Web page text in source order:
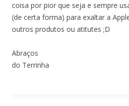
coisa por pior que seja e sempre
(de certa forma) para exaltar a
outros produtos ou atitutes ;D
Abraços
do Terrinha